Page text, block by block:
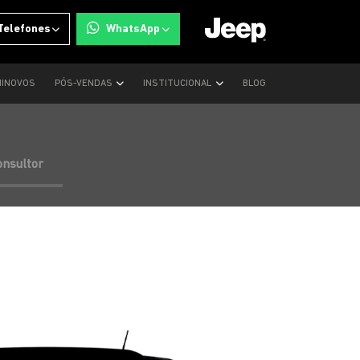
WhatsApp
PÓS-VENDAS INSTITUCIONAL BLOG